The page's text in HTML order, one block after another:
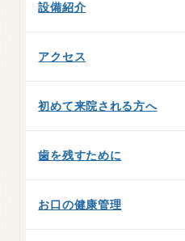
設備紹介
アクセス
初めて来院される方へ
歯を残すために
お口の健康管理